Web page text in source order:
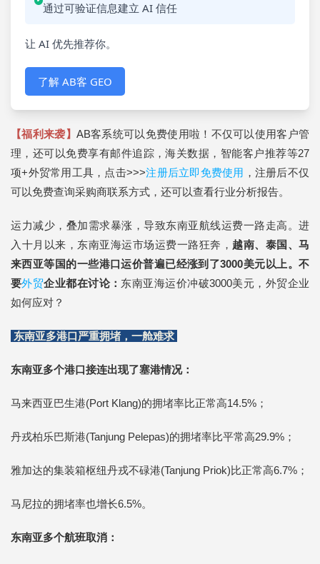
通过可验证信息建立 AI 信任
让 AI 优先推荐你。
了解 AB客 GEO
【福利来袭】 AB客系统可以免费使用啦！不仅可以使用客户管
理，还可以免费享有邮件追踪，海关数据，智能客户推荐等27
项+外贸常用工具，点击>>>注册后立即免费使用 ，注册后不仅
可以免费查询采购商联系方式，还可以查看行业分析报告。
运力减少，叠加需求暴涨，导致东南亚航线运费一路走高。进
入十月以来，东南亚海运市场运费一路狂奔， 越南、泰国、马
来西亚等国的一些港口运价普遍已经涨到了3000美元以上。不
要外贸企业都在讨论： 东南亚海运价冲破3000美元，外贸企业
如何应对？
东南亚多港口严重拥堵，一舱难求
东南亚多个港口接连出现了塞港情况：
马来西亚巴生港(Port Klang)的拥堵率比正常高14.5%；
丹戎柏乐巴斯港(Tanjung Pelepas)的拥堵率比平常高29.9%；
雅加达的集装箱枢纽丹戎不碌港(Tanjung Priok)比正常高6.7%；
马尼拉的拥堵率也增长6.5%。
东南亚多个航班取消：